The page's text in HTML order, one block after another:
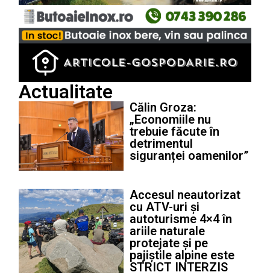
Actualitate
Călin Groza:
„Economiile nu
trebuie făcute în
detrimentul
siguranței oamenilor”
Accesul neautorizat
cu ATV-uri și
autoturisme 4×4 în
ariile naturale
protejate și pe
pajiștile alpine este
STRICT INTERZIS